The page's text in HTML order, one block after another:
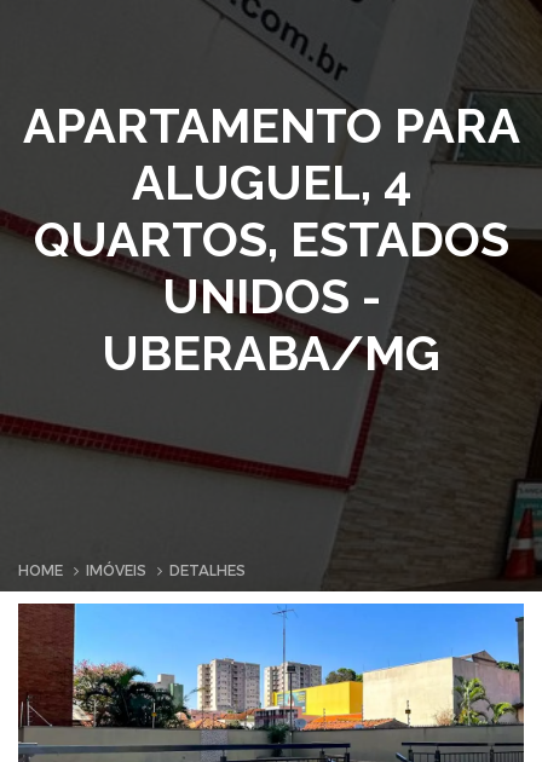
APARTAMENTO PARA
ALUGUEL, 4
QUARTOS, ESTADOS
UNIDOS -
UBERABA/MG
HOME IMÓVEIS DETALHES